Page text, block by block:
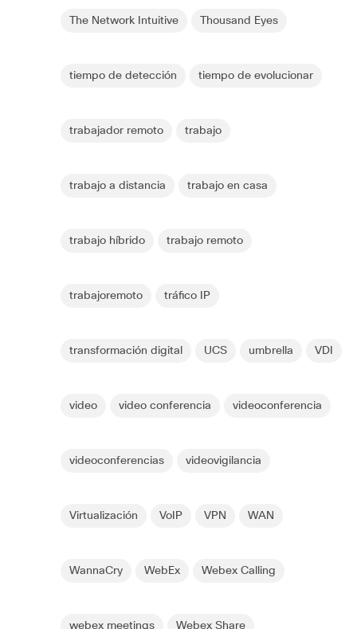
The Network Intuitive Thousand Eyes
tiempo de detección tiempo de evolucionar
trabajador remoto trabajo
trabajo a distancia trabajo en casa
trabajo híbrido trabajo remoto
trabajoremoto tráfico IP
transformación digital UCS umbrella VDI
video video conferencia videoconferencia
videoconferencias videovigilancia
Virtualización VoIP VPN WAN
WannaCry WebEx Webex Calling
webex meetings Webex Share